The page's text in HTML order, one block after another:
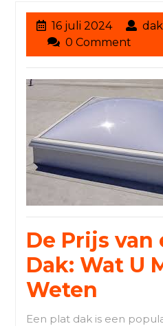
16 juli 202416
juli
2024
dakwerkennoteboom
0 Comment
De Prijs van
Dak: Wat U
Weten
Een plat dak is een